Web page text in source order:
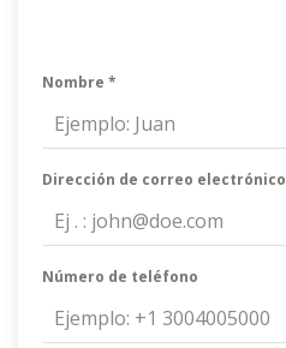
Nombre *
Dirección de correo electrónico
Número de teléfono